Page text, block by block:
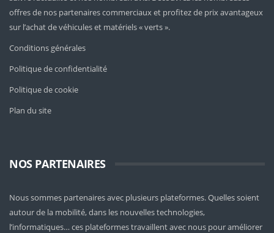
offres de nos partenaires commerciaux et profitez de prix avantageux
sur l’achat de véhicules et matériels « verts ».
Conditions générales
Politique de confidentialité
Politique de cookie
Plan du site
NOS PARTENAIRES
Nous sommes partenaires avec plusieurs plateformes. Quelles soient
autour de la mobilité, dans les nouvelles technologies,
l’informatiques… ces plateformes travaillent avec nous pour améliorer